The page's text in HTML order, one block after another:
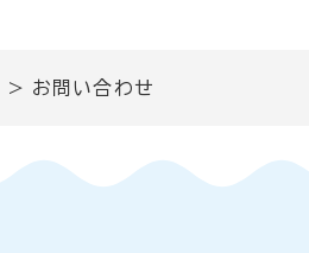
> お問い合わせ